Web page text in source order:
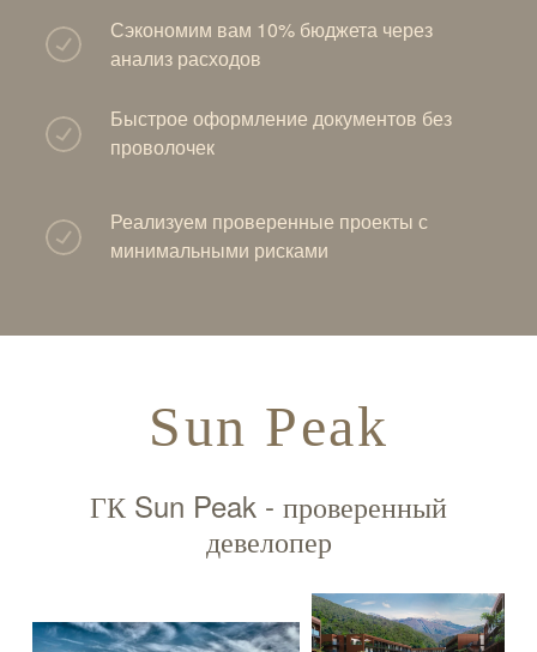
Реализуем проверенные проекты с
минимальными рисками
Быстрое оформление документов без
проволочек
Сэкономим вам 10% бюджета через
анализ расходов
Sun Peak
ГК Sun Peak - проверенный
девелопер